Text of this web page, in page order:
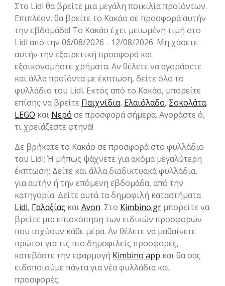
Στο Lidl θα βρείτε μια μεγάλη ποικιλία προϊόντων.
Επιπλέον, θα βρείτε το Κακάο σε προσφορά αυτήν
την εβδομάδα! Το Κακάο έχει μειωμένη τιμή στο
Lidl από την 06/08/2026 - 12/08/2026. Μη χάσετε
αυτήν την εξαιρετική προσφορά και
εξοικονομήστε χρήματα. Αν θέλετε να αγοράσετε
και άλλα προϊόντα με έκπτωση, δείτε όλο το
φυλλάδιο του Lidl. Εκτός από το Κακάο, μπορείτε
επίσης να βρείτε Παιχνίδια, Ελαιόλαδο, Σοκολάτα,
LEGO και Νερό σε προσφορά σήμερα. Αγοράστε ό,
τι χρειάζεστε φτηνά!
Δε βρήκατε το Κακάο σε προσφορά στο φυλλάδιο
του Lidl; Ή μήπως ψάχνετε για ακόμα μεγαλύτερη
έκπτωση; Δείτε και άλλα διαδικτυακά φυλλάδια,
για αυτήν ή την επόμενη εβδομάδα, από την
κατηγορία. Δείτε αυτά τα δημοφιλή καταστήματα
Lidl, Γαλαξίας καιAvon. Στο Kimbino.gr μπορείτε να
βρείτε μια επισκόπηση των ειδικών προσφορών
που ισχύουν κάθε μέρα. Αν θέλετε να μαθαίνετε
πρώτοι για τις πιο δημοφιλείς προσφορές,
κατεβάστε την εφαρμογή Kimbino app και θα σας
ειδοποιούμε πάντα για νέα φυλλάδια και
προσφορές.